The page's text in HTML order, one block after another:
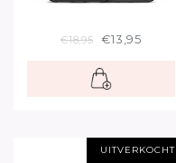
€18,95 €13,95
UITVERKOCHT